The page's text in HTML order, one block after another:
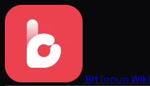
BitTopup Wiki